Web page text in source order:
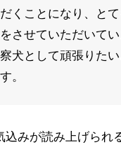
くことになり、と
させていただいて
犬として頑張りた
。
込みが読み上げられ